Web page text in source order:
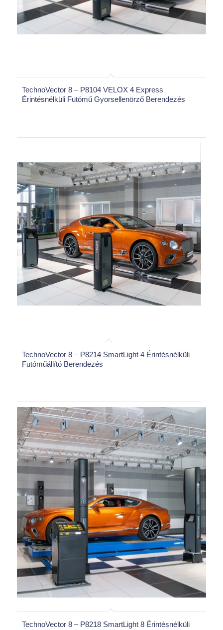
TechnoVector 8 – P8104 VELOX 4 Express
Érintésnélküli Futómű Gyorsellenörző Berendezés
TechnoVector 8 – P8214 SmartLight 4 Érintésnélküli
Futóműállító Berendezés
TechnoVector 8 – P8218 SmartLight 8 Érintésnélküli